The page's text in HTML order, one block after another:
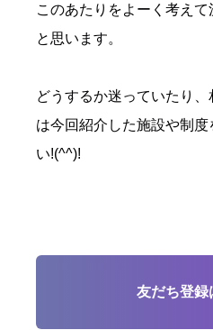
このあたりをよーく考え
と思います。
どうするか迷っていたり
は今回紹介した施設や制
い!(^^)!
友だち登録